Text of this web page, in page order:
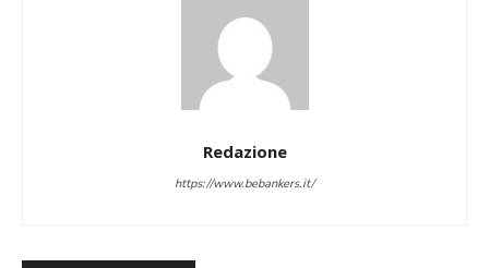
Redazione
https://www.bebankers.it/